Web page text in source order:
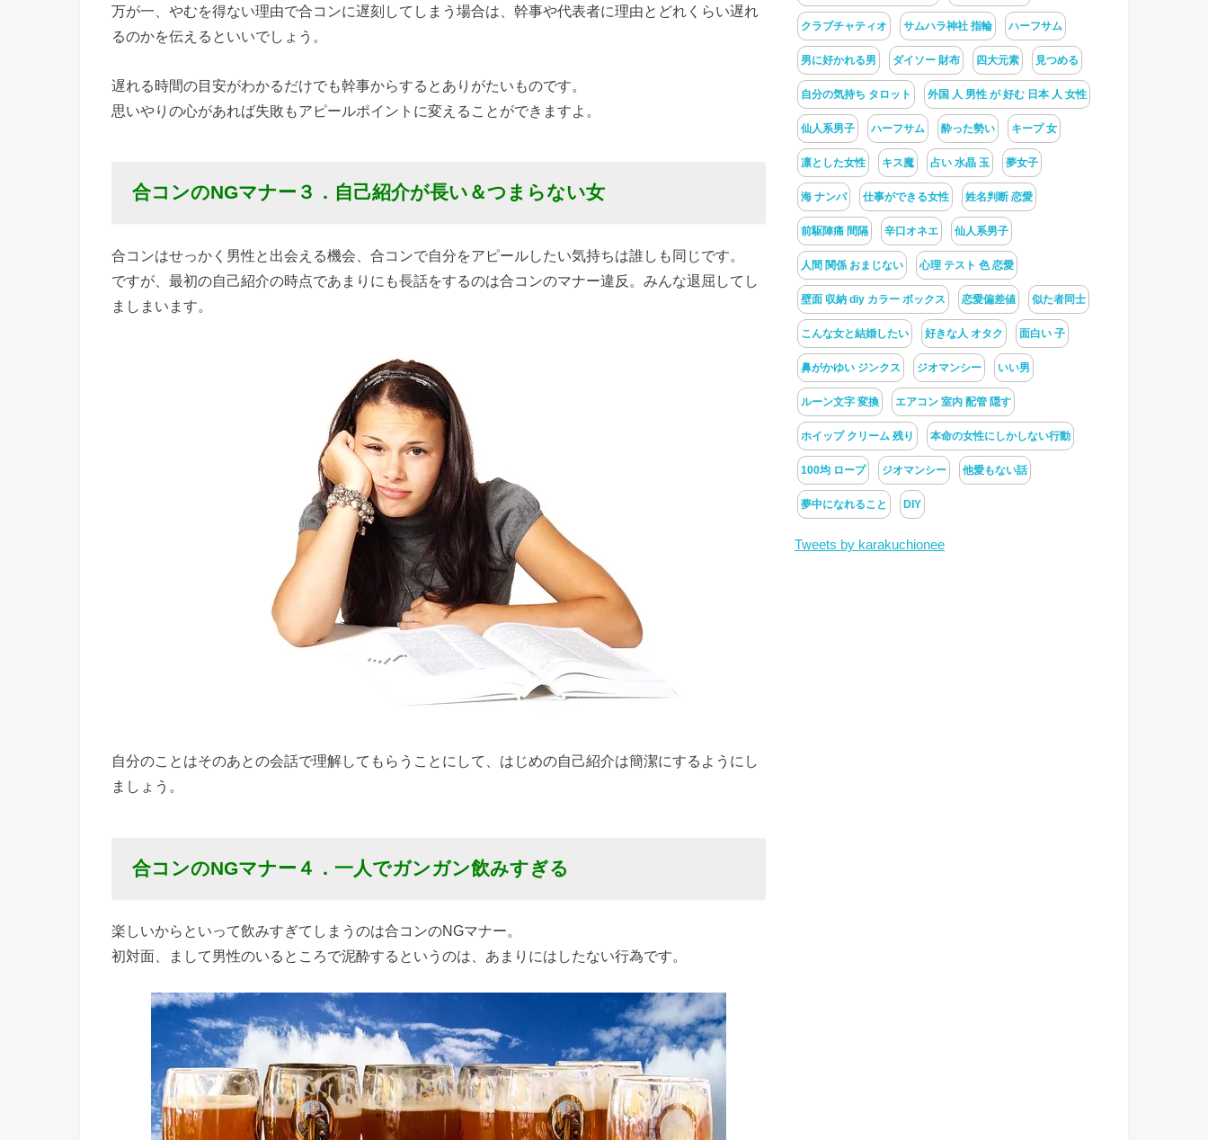
› 合コン
のNGマ
友達とば
› 合コン
自分の趣
盛り上が
› 合コン
ナー１
０．おご
って当然
の態度を
とる
› 合コン
はチーム
万が一、やむを得ない理由で合コンに遅刻してしまう場合は、幹事や代表者に理由とどれくらい遅れ
るのかを伝えるといいでしょう。
遅れる時間の目安がわかるだけでも幹事からするとありがたいものです。
思いやりの心があれば失敗もアピールポイントに変えることができますよ。
合コンのNGマナー ３．自己紹介が長い＆つまらない女
合コンはせっかく男性と出会える機会、合コンで自分をアピールしたい気持ちは誰しも同じです。
ですが、最初の自己紹介の時点であまりにも長話をするのは合コンのマナー違反。みんな退屈してし
ましまいます。
自分のことはそのあとの会話で理解してもらうことにして、はじめの自己紹介は簡潔にするようにし
ましょう。
合コンのNGマナー ４．一人でガンガン飲みすぎる
楽しいからといって飲みすぎてしまうのは合コンのNGマナー。
初対面、まして男性のいるところで泥酔するというのは、あまりにはしたない行為です。
クラブチャティオ サムハラ神社 指輪 ハーフサム
男に好かれる男 ダイソー 財布 四大元素 見つめる
自分の気持ち タロット 外国 人 男性 が 好む 日本 人 女性
仙人系男子 ハーフサム 酔った勢い キープ 女
凛とした女性 キス魔 占い 水晶 玉 夢女子
海 ナンパ 仕事ができる女性 姓名判断 恋愛
前駆陣痛 間隔 辛口オネエ 仙人系男子
人間 関係 おまじない 心理 テスト 色 恋愛
壁面 収納 diy カラー ボックス 恋愛偏差値 似た者同士
こんな女と結婚したい 好きな人 オタク 面白い 子
鼻がかゆい ジンクス ジオマンシー いい男
ルーン文字 変換 エアコン 室内 配管 隠す
ホイップ クリーム 残り 本命の女性にしかしない行動
100均 ロープ ジオマンシー 他愛もない話
夢中になれること DIY
Tweets by karakuchionee